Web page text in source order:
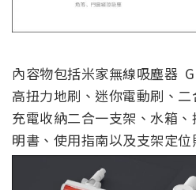
內容物包括米家無線吸塵器
高扭力地刷、迷你電動刷、二
充電收納二合一支架、水箱
明書、使用指南以及支架定位